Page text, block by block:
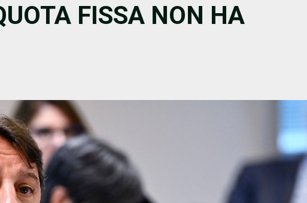
FISSA NON HA